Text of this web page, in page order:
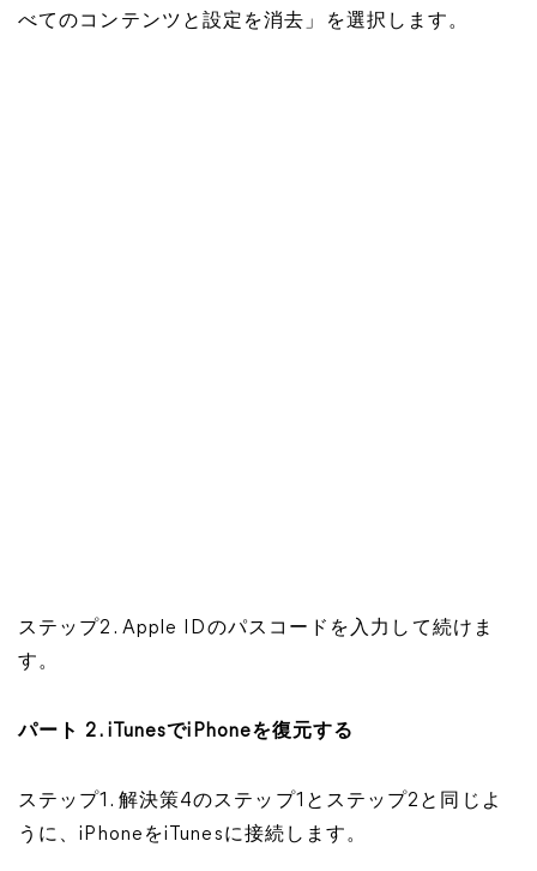
べてのコンテンツと設定を消去」を選択します。
ステップ2. Apple IDのパスコードを入力して続けま
す。
パート 2. iTunesでiPhoneを復元する
ステップ1. 解決策4のステップ1とステップ2と同じよ
うに、iPhoneをiTunesに接続します。